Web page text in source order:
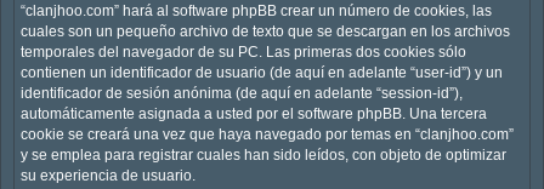
“clanjhoo.com” hará al software phpBB crear un número de cookies, las
cuales son un pequeño archivo de texto que se descargan en los archivos
temporales del navegador de su PC. Las primeras dos cookies sólo
contienen un identificador de usuario (de aquí en adelante “user-id”) y un
identificador de sesión anónima (de aquí en adelante “session-id”),
automáticamente asignada a usted por el software phpBB. Una tercera
cookie se creará una vez que haya navegado por temas en “clanjhoo.com”
y se emplea para registrar cuales han sido leídos, con objeto de optimizar
su experiencia de usuario.